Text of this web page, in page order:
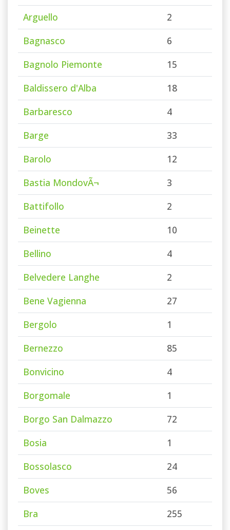
Arguello
2
Bagnasco
6
Bagnolo Piemonte
15
Baldissero d'Alba
18
Barbaresco
4
Barge
33
Barolo
12
Bastia MondovÃ¬
3
Battifollo
2
Beinette
10
Bellino
4
Belvedere Langhe
2
Bene Vagienna
27
Bergolo
1
Bernezzo
85
Bonvicino
4
Borgomale
1
Borgo San Dalmazzo
72
Bosia
1
Bossolasco
24
Boves
56
Bra
255